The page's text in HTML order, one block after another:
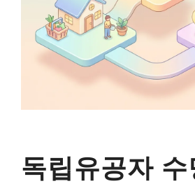
독립유공자